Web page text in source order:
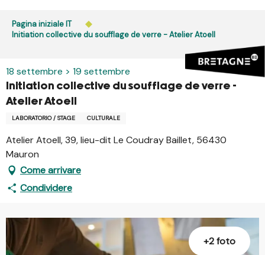
contenu
Pagina iniziale IT
Initiation collective du soufflage de verre - Atelier Atoell
18 settembre > 19 settembre
Initiation collective du soufflage de verre -
Atelier Atoell
LABORATORIO / STAGE CULTURALE
Atelier Atoell, 39, lieu-dit Le Coudray Baillet, 56430
Mauron
Come arrivare
Condividere
+2 foto